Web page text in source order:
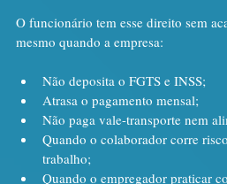
O funcionário tem esse direito sem
mesmo quando a empresa:
Não deposita o FGTS e INSS;
Atrasa o pagamento mensal;
Não paga vale-transporte nem
Quando o colaborador corre
trabalho;
Quando o empregador praticar